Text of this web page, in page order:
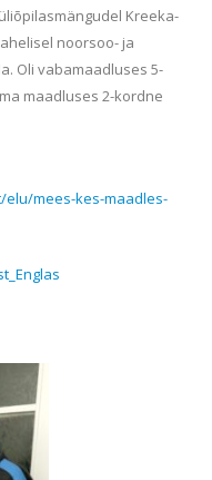
Kreeka-
noorsoo- ja
Oli vabamaadluses 5-
maadluses 2-kordne
mees-kes-maadles-